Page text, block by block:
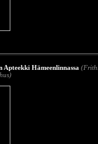
Hämeenlinnassa